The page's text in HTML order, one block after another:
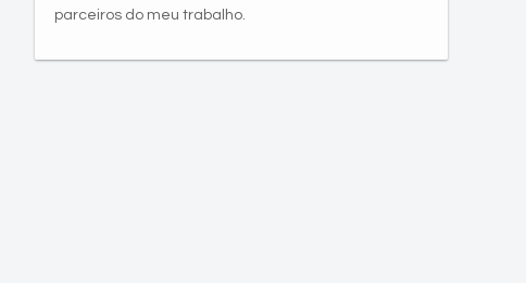
parceiros do meu trabalho.